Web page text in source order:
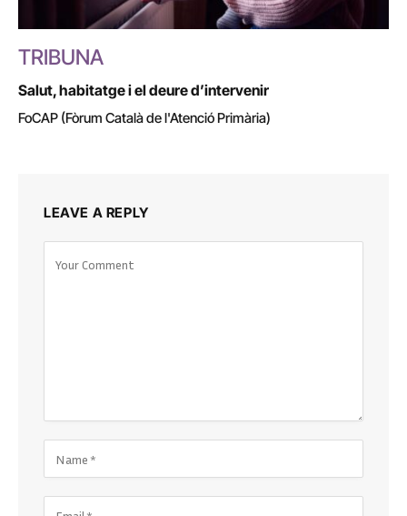
TRIBUNA
Salut, habitatge i el deure d’intervenir
FoCAP (Fòrum Català de l'Atenció Primària)
LEAVE A REPLY